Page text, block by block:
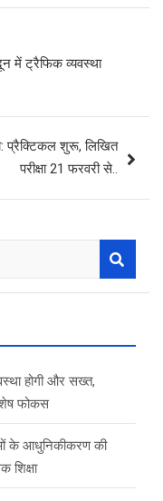
में ट्रैफिक व्यवस्था
प्रैक्टिकल शुरू, लिखित
परीक्षा 21 फरवरी से..
होगी और सख्त,
फोकस
के आधुनिकीकरण की
शिक्षा